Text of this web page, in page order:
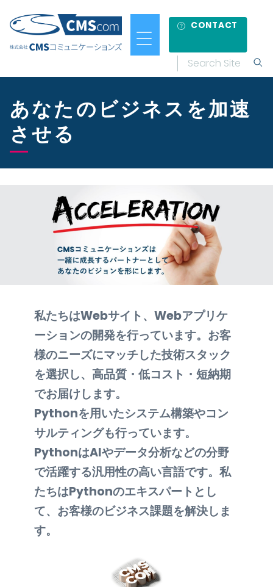
CONTACT
あなたのビジネスを加速
させる
私たちはWebサイト、Webアプリケ
ーションの開発を行っています。お客
様のニーズにマッチした技術スタック
を選択し、高品質・低コスト・短納期
でお届けします。
Pythonを用いたシステム構築やコン
サルティングも行っています。
PythonはAIやデータ分析などの分野
で活躍する汎用性の高い言語です。私
たちはPythonのエキスパートとし
て、お客様のビジネス課題を解決しま
す。